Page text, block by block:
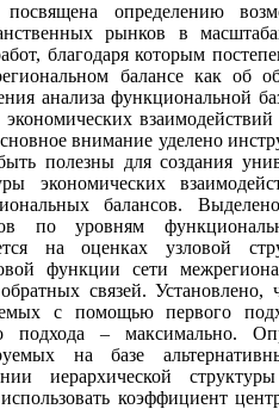
посвящена определению
рынков в
благодаря которым
балансе как об
анализа функциональной
внимание уделено
полезны для создания
экономических
балансов.
по уровням
на оценках узловой
функции сети
связей.
с помощью первого
подхода – максимально.
на базе
иерархической
коэффициент